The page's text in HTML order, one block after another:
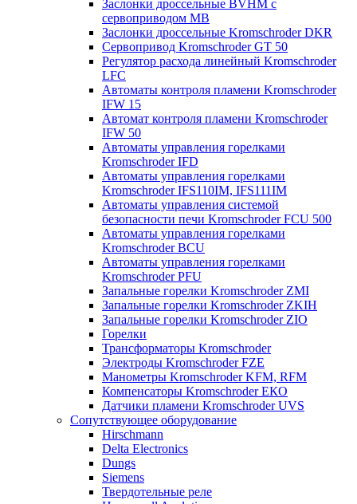
Заслонки дроссельные BVHM с
сервоприводом МВ
Заслонки дроссельные Kromschroder DKR
Cервопривод Kromschroder GT 50
Регулятор расхода линейный Kromschroder
LFC
Автоматы контроля пламени Kromschroder
IFW 15
Автомат контроля пламени Kromschroder
IFW 50
Автоматы управления горелками
Kromschroder IFD
Автоматы управления горелками
Kromschroder IFS110IM, IFS111IM
Автоматы управления системой
безопасности печи Kromschroder FCU 500
Автоматы управления горелками
Kromschroder BCU
Автоматы управления горелками
Kromschroder PFU
Запальные горелки Kromschroder ZМI
Запальные горелки Kromschroder ZKIH
Запальные горелки Kromschroder ZIO
Горелки
Трансформаторы Kromschroder
Электроды Kromschroder FZE
Манометры Kromschroder KFM, RFM
Компенсаторы Kromschroder ЕКО
Датчики пламени Kromschroder UVS
Сопутствующее оборудование
Hirschmann
Delta Electronics
Dungs
Siemens
Твердотельные реле